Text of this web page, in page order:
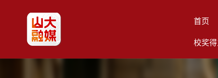
首页
校奖